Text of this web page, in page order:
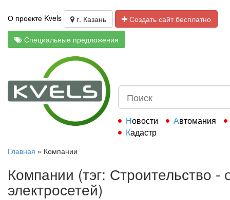
О проекте Kvels г. Казань
Создать сайт бесплатно
Специальные предложения
Новости
Автомания
Кадастр
Главная » Компании
Компании (тэг: Строительство -
электросетей)